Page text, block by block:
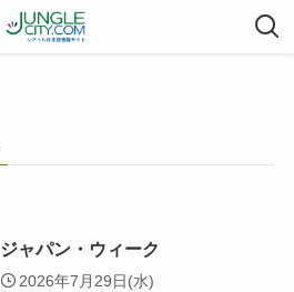
ジャパン・ウィーク
2026年7月29日(水)